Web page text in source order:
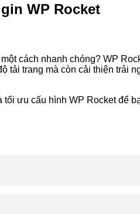
WP Rocket
cách nhanh chóng? WP
trang mà còn cải thiện trải
ưu cấu hình WP Rocket để